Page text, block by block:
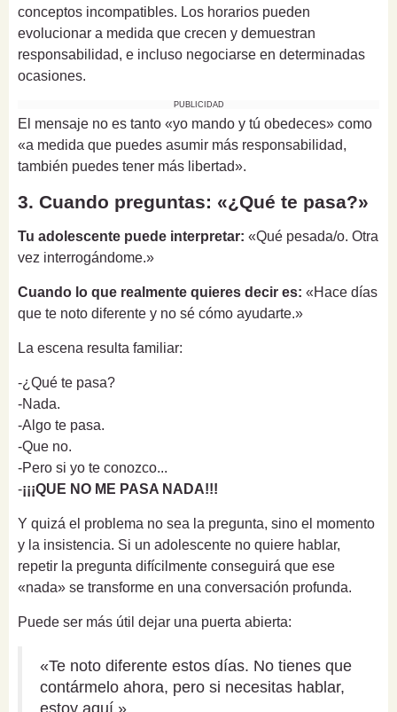
conceptos incompatibles. Los horarios pueden
evolucionar a medida que crecen y demuestran
responsabilidad, e incluso negociarse en determinadas
ocasiones.
PUBLICIDAD
El mensaje no es tanto «yo mando y tú obedeces» como
«a medida que puedes asumir más responsabilidad,
también puedes tener más libertad».
3. Cuando preguntas: «¿Qué te pasa?»
Tu adolescente puede interpretar: «Qué pesada/o. Otra
vez interrogándome.»
Cuando lo que realmente quieres decir es: «Hace días
que te noto diferente y no sé cómo ayudarte.»
La escena resulta familiar:
-¿Qué te pasa?
-Nada.
-Algo te pasa.
-Que no.
-Pero si yo te conozco...
-¡¡¡QUE NO ME PASA NADA!!!
Y quizá el problema no sea la pregunta, sino el momento
y la insistencia. Si un adolescente no quiere hablar,
repetir la pregunta difícilmente conseguirá que ese
«nada» se transforme en una conversación profunda.
Puede ser más útil dejar una puerta abierta:
«Te noto diferente estos días. No tienes que
contármelo ahora, pero si necesitas hablar,